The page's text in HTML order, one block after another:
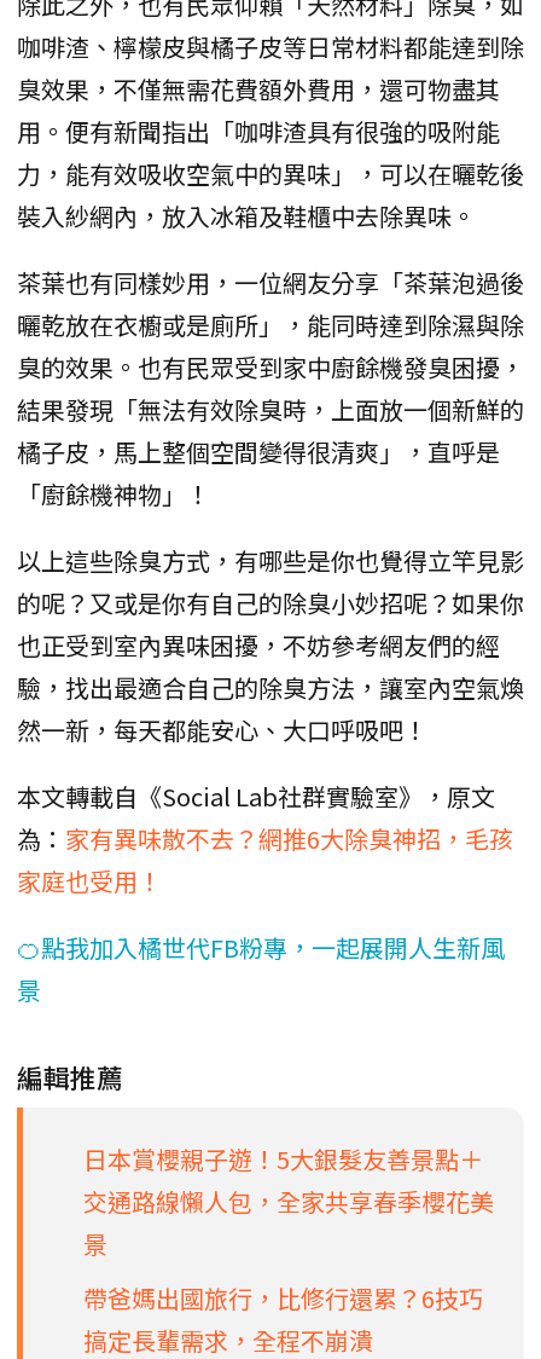
咖啡渣、檸檬皮與橘子皮等日常材料都能達到除
臭效果，不僅無需花費額外費用，還可物盡其
用。便有新聞指出「咖啡渣具有很強的吸附能
力，能有效吸收空氣中的異味」，可以在曬乾後
裝入紗網內，放入冰箱及鞋櫃中去除異味。
茶葉也有同樣妙用，一位網友分享「茶葉泡過後
曬乾放在衣櫥或是廁所」，能同時達到除濕與除
臭的效果。也有民眾受到家中廚餘機發臭困擾，
結果發現「無法有效除臭時，上面放一個新鮮的
橘子皮，馬上整個空間變得很清爽」，直呼是
「廚餘機神物」！
以上這些除臭方式，有哪些是你也覺得立竿見影
的呢？又或是你有自己的除臭小妙招呢？如果你
也正受到室內異味困擾，不妨參考網友們的經
驗，找出最適合自己的除臭方法，讓室內空氣煥
然一新，每天都能安心、大口呼吸吧！
本文轉載自《Social Lab社群實驗室》，原文
為： 家有異味散不去？網推6大除臭神招，毛孩
家庭也受用！
🍊點我加入橘世代FB粉專，一起展開人生新風
景
編輯推薦
日本賞櫻親子遊！5大銀髮友善景點＋
交通路線懶人包，全家共享春季櫻花美
景
帶爸媽出國旅行，比修行還累？6技巧
搞定長輩需求，全程不崩潰